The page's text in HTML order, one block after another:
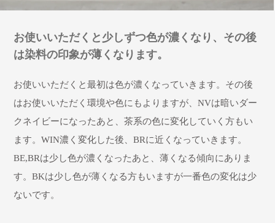
お使いいただくと少しずつ色が濃くなり、その後
は染料の印象が薄くなります。
お使いいただくと最初は色が濃くなっていきます。その後
はお使いいただく環境や色にもよりますが、NVは暗いダー
クネイビーになったあと、茶系の色に変化していく方もい
ます。WIN濃く変化した後、BRに近くなっていきます。
BE,BRは少し色が濃くなったあと、薄くなる傾向にありま
す。BKは少し色が薄くなる方もいますが一番色の変化は少
ないです。